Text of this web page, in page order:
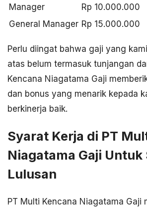
Manager
Rp 10.000.000
General Manager Rp 15.000.000
Perlu diingat bahwa gaji yang
atas belum termasuk tunjangan
Kencana Niagatama Gaji
dan bonus yang menarik kepada
berkinerja baik.
Syarat Kerja di PT
Niagatama Gaji Untuk
Lulusan
PT Multi Kencana Niagatama Gaji